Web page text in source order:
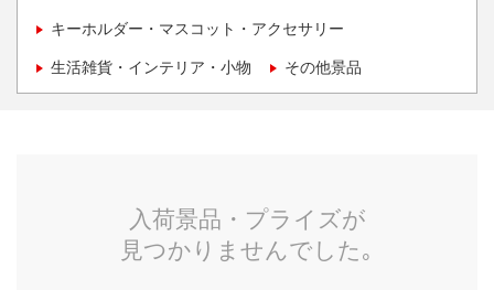
キーホルダー・マスコット・アクセサリー
生活雑貨・インテリア・小物 その他景品